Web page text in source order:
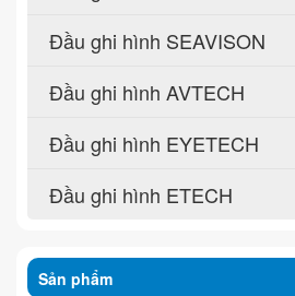
Đầu ghi hình SEAVISON
Đầu ghi hình AVTECH
Đầu ghi hình EYETECH
Đầu ghi hình ETECH
Sản phẩm